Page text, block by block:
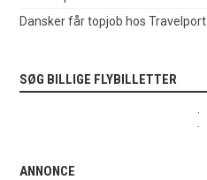
Dansker får topjob hos Travelport
SØG BILLIGE FLYBILLETTER
ANNONCE